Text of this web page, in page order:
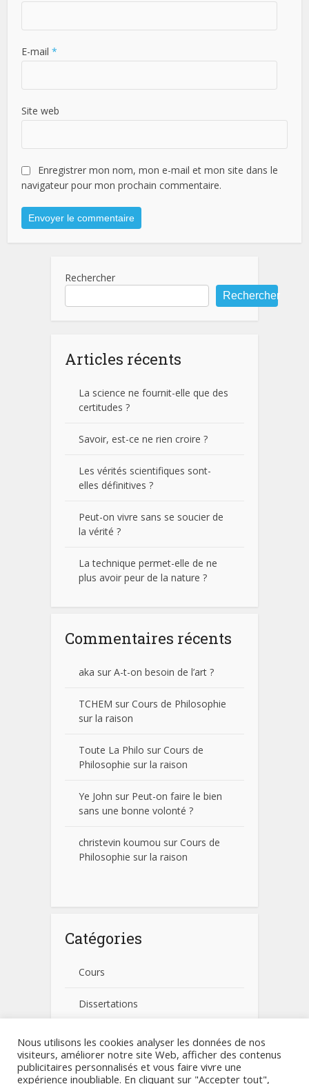
E-mail*
Site web
Enregistrer mon nom, mon e-mail et mon site dans le
navigateur pour mon prochain commentaire.
Rechercher
Rechercher
Articles récents
La science ne fournit-elle que des
certitudes ?
Savoir, est-ce ne rien croire ?
Les vérités scientifiques sont-
elles définitives ?
Peut-on vivre sans se soucier de
la vérité ?
La technique permet-elle de ne
plus avoir peur de la nature ?
Commentaires récents
aka sur A-t-on besoin de l’art ?
TCHEM sur Cours de Philosophie
sur la raison
Toute La Philo sur Cours de
Philosophie sur la raison
Ye John sur Peut-on faire le bien
sans une bonne volonté ?
christevin koumou sur Cours de
Philosophie sur la raison
Catégories
Cours
Dissertations
Fiches pratiques
Non classé
Nous utilisons les cookies analyser les données de nos
visiteurs, améliorer notre site Web, afficher des contenus
publicitaires personnalisés et vous faire vivre une
expérience inoubliable. En cliquant sur "Accepter tout",